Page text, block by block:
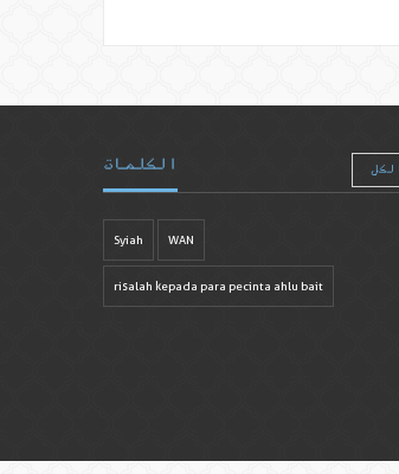
الكلمات الكل
Syiah WAN
risalah kepada para pecinta ahlu bait